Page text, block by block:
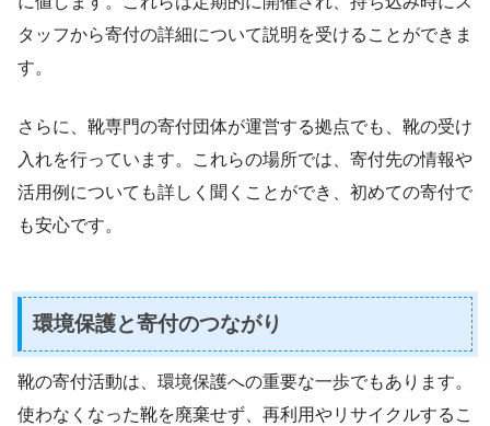
タッフから寄付の詳細について説明を受けることができま
す。
さらに、靴専門の寄付団体が運営する拠点でも、靴の受け
入れを行っています。これらの場所では、寄付先の情報や
活用例についても詳しく聞くことができ、初めての寄付で
も安心です。
環境保護と寄付のつながり
靴の寄付活動は、環境保護への重要な一歩でもあります。
使わなくなった靴を廃棄せず、再利用やリサイクルするこ